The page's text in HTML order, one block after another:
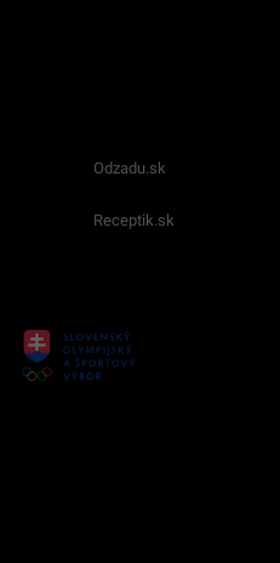
Odzadu.sk
Receptik.sk